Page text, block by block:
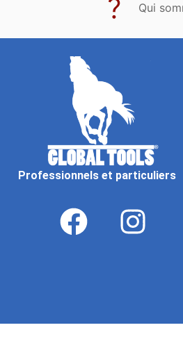
Qui
Professionnels et particuliers